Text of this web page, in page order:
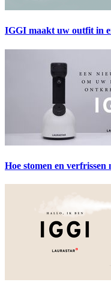
IGGI maakt uw outfit in
Hoe stomen en